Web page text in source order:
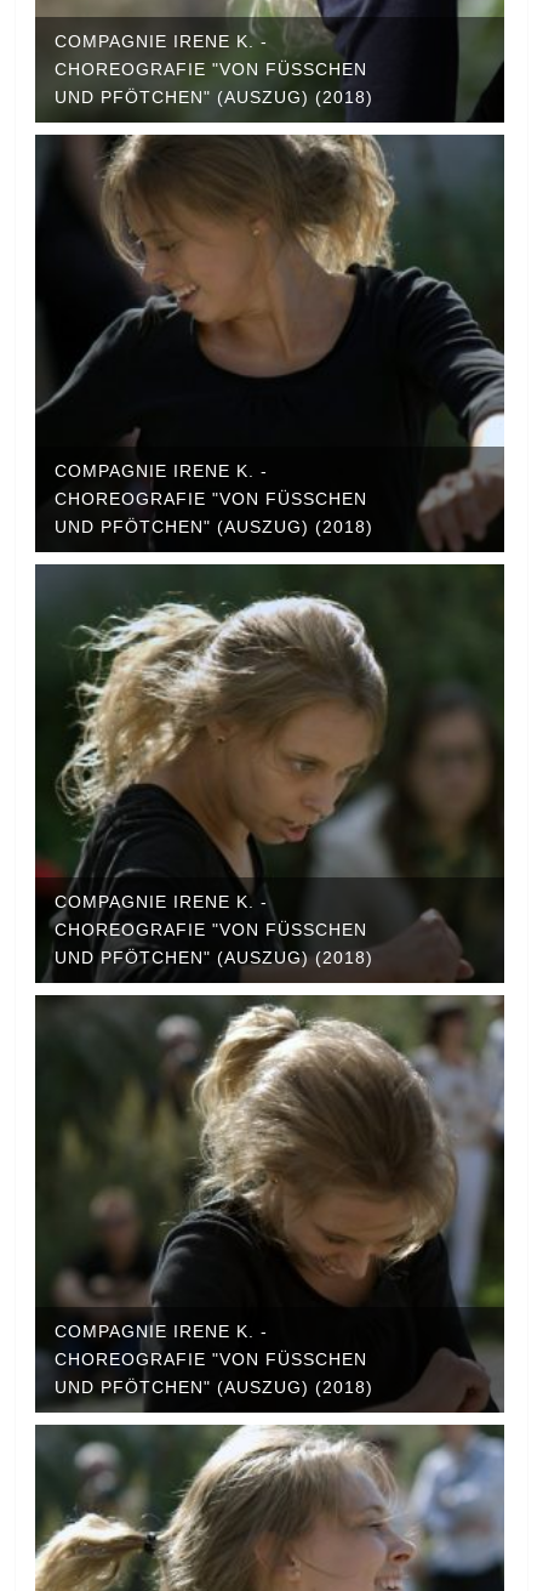
COMPAGNIE IRENE K. -
CHOREOGRAFIE "VON FÜSSCHEN U
ND PFÖTCHEN" (AUSZUG) (2018)
COMPAGNIE IRENE K. -
CHOREOGRAFIE "VON FÜSSCHEN U
ND PFÖTCHEN" (AUSZUG) (2018)
COMPAGNIE IRENE K. -
CHOREOGRAFIE "VON FÜSSCHEN U
ND PFÖTCHEN" (AUSZUG) (2018)
COMPAGNIE IRENE K. -
CHOREOGRAFIE "VON FÜSSCHEN U
ND PFÖTCHEN" (AUSZUG) (2018)